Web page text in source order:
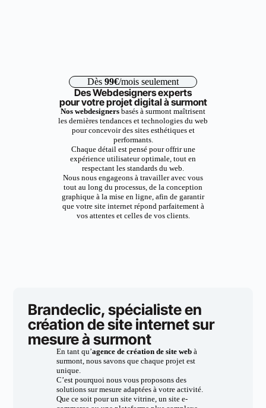
Dès 99€/mois seulement
Des Webdesigners experts
pour votre projet digital à surmont
Nos webdesigners basés à surmont maîtrisent
les dernières tendances et technologies du web
pour concevoir des sites esthétiques et
performants.
Chaque détail est pensé pour offrir une
expérience utilisateur optimale, tout en
respectant les standards du web.
Nous nous engageons à travailler avec vous
tout au long du processus, de la conception
graphique à la mise en ligne, afin de garantir
que votre site internet répond parfaitement à
vos attentes et celles de vos clients.
Brandeclic, spécialiste en
création de site internet sur
mesure à surmont
En tant qu’agence de création de site webà
surmont, nous savons que chaque projet est
unique.
C’est pourquoi nous vous proposons des
solutions sur mesure adaptées à votre activité.
Que ce soit pour un site vitrine, un site e-